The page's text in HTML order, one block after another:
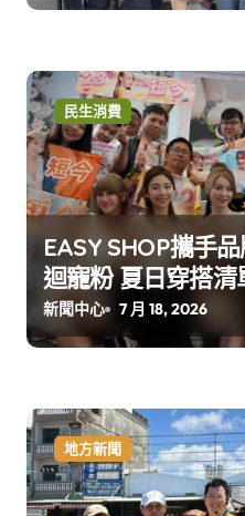
民生消費
EASY SHOP攜手
迴寵粉 夏日穿搭清
新聞中心 7 月 18, 2026
地方新聞